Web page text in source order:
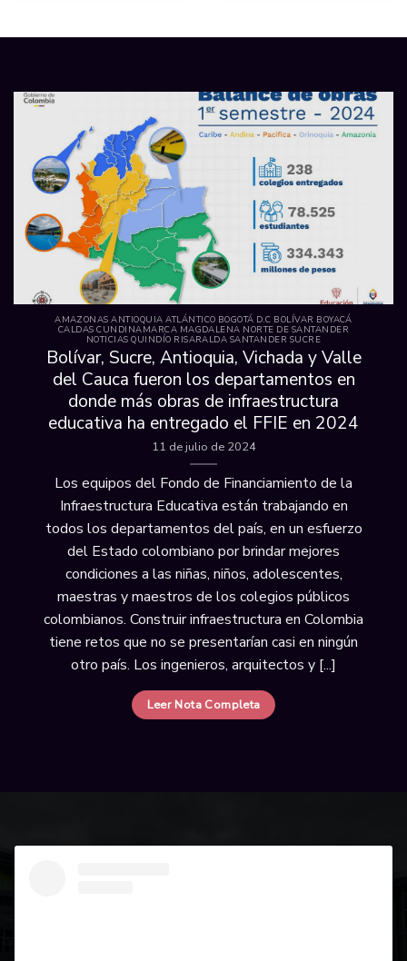
AMAZONAS ANTIOQUIA ATLÁNTICO BOGOTÁ D.C BOLÍVAR BOYACÁ
CALDAS CUNDINAMARCA MAGDALENA NORTE DE SANTANDER
NOTICIAS QUINDÍO RISARALDA SANTANDER SUCRE
Bolívar, Sucre, Antioquia, Vichada y Valle
del Cauca fueron los departamentos en
donde más obras de infraestructura
educativa ha entregado el FFIE en 2024
11 de julio de 2024
Los equipos del Fondo de Financiamiento de la
Infraestructura Educativa están trabajando en
todos los departamentos del país, en un esfuerzo
del Estado colombiano por brindar mejores
condiciones a las niñas, niños, adolescentes,
maestras y maestros de los colegios públicos
colombianos. Construir infraestructura en Colombia
tiene retos que no se presentarían casi en ningún
otro país. Los ingenieros, arquitectos y [...]
Leer Nota Completa